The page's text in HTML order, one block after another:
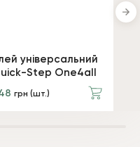
універсальний
Step One4all
грн (шт.)